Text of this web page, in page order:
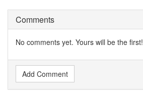
Comments
No comments yet. Yours will be the first!
Add Comment